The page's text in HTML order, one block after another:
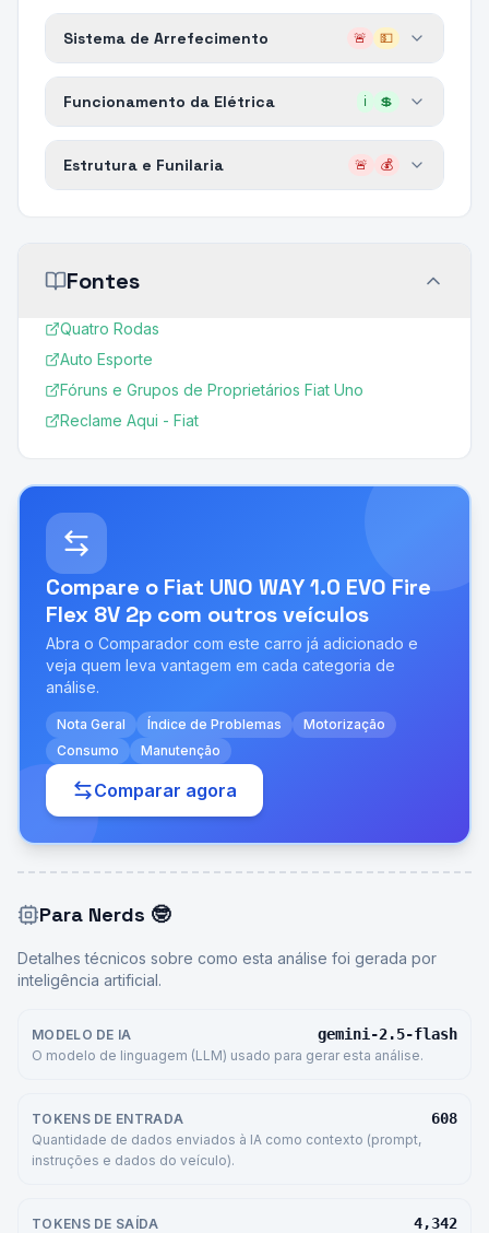
Sistema de Arrefecimento 🚨 💵
Funcionamento da Elétrica ℹ️ 💲
Estrutura e Funilaria 🚨 💰
Fontes
Quatro Rodas
Auto Esporte
Fóruns e Grupos de Proprietários Fiat Uno
Reclame Aqui - Fiat
Compare o Fiat UNO WAY 1.0 EVO Fire
Flex 8V 2p com outros veículos
Abra o Comparador com este carro já adicionado e
veja quem leva vantagem em cada categoria de
análise.
Nota Geral Índice de Problemas
Motorização
Consumo
Manutenção
Comparar agora
Para Nerds 🤓
Detalhes técnicos sobre como esta análise foi gerada por
inteligência artificial.
MODELO DE IA gemini-2.5-flash
O modelo de linguagem (LLM) usado para gerar esta análise.
TOKENS DE ENTRADA 608
Quantidade de dados enviados à IA como contexto (prompt,
instruções e dados do veículo).
TOKENS DE SAÍDA 4,342